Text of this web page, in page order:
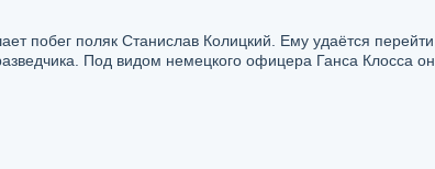
побег поляк Станислав Колицкий. Ему удаётся перейти
Под видом немецкого офицера Ганса Клосса он